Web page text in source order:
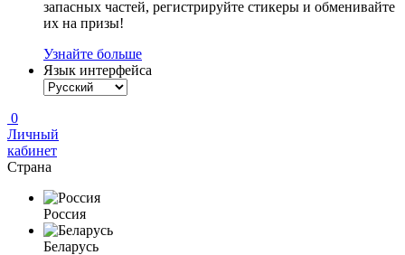
запасных частей, регистрируйте стикеры и обменивайте
их на призы!
Узнайте больше
Язык интерфейса
0
Личный
кабинет
Страна
Россия
Беларусь